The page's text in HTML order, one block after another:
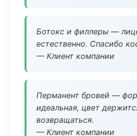
Ботокс и филлеры —
естественно. Спасибо
— Клиент компании
Перманент бровей —
идеальная, цвет
возвращаться.
— Клиент компании